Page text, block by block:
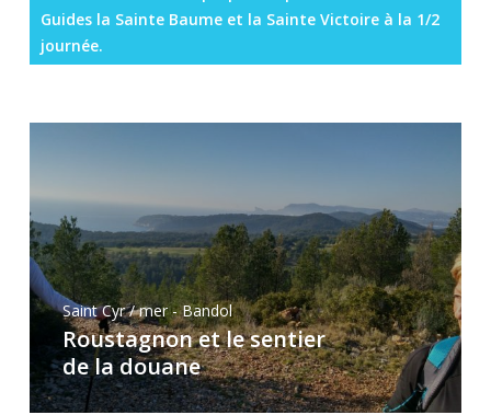
Guides la Sainte Baume et la Sainte Victoire à la 1/2
journée.
Saint Cyr / mer - Bandol
Roustagnon et le sentier
de la douane